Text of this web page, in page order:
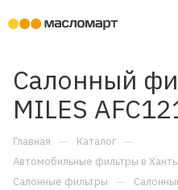
Салонный
MILES
Главная — Каталог —
Автомобильные фильтры в
Салонные фильтры —